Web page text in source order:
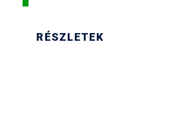
RÉSZLETEK